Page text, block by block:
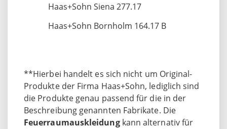
Haas+Sohn Siena 277.17
Haas+Sohn Bornholm 164.17 B
**Hierbei handelt es sich nicht um Original-
Produkte der Firma Haas+Sohn, lediglich sind
die Produkte genau passend für die in der
Beschreibung genannten Fabrikate. Die
Feuerraumauskleidungkann alternativ für